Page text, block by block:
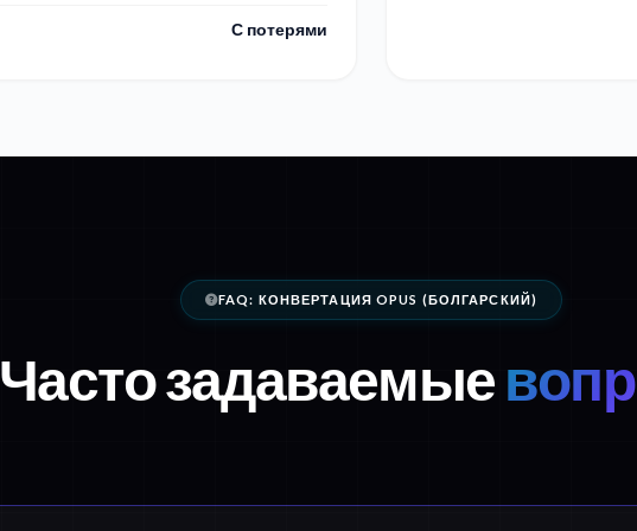
С потерями
FAQ: КОНВЕРТАЦИЯ OPUS (БОЛГАРСКИЙ)
Часто задаваемые